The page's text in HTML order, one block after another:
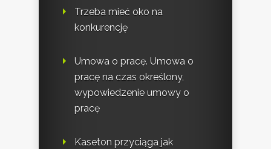
Trzeba mieć oko na
konkurencję
Umowa o pracę. Umowa o
pracę na czas określony,
wypowiedzenie umowy o
pracę
Kaseton przyciąga jak